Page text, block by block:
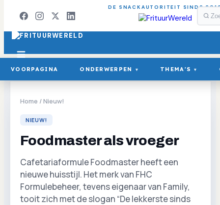
DE SNACKAUTORITEIT SINDS
VOORPAGINA ONDERWERPEN ▾ THEMA'S ▾
Home /Nieuw!
NIEUW!
Foodmaster als vroeger
Cafetariaformule Foodmaster heeft een
nieuwe huisstijl. Het merk van FHC
Formulebeheer, tevens eigenaar van Family,
tooit zich met de slogan “De lekkerste sinds